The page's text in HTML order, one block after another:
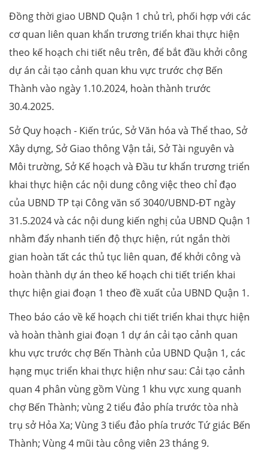
Đồng thời giao UBND Quận 1 chủ trì, phối hợp với các
cơ quan liên quan khẩn trương triển khai thực hiện
theo kế hoạch chi tiết nêu trên, để bắt đầu khởi công
dự án cải tạo cảnh quan khu vực trước chợ Bến
Thành vào ngày 1.10.2024, hoàn thành trước
30.4.2025.
Sở Quy hoạch - Kiến trúc, Sở Văn hóa và Thể thao, Sở
Xây dựng, Sở Giao thông Vận tải, Sở Tài nguyên và
Môi trường, Sở Kế hoạch và Đầu tư khẩn trương triển
khai thực hiện các nội dung công việc theo chỉ đạo
của UBND TP tại Công văn số 3040/UBND-ĐT ngày
31.5.2024 và các nội dung kiến nghị của UBND Quận 1
nhằm đẩy nhanh tiến độ thực hiện, rút ngắn thời
gian hoàn tất các thủ tục liên quan, để khởi công và
hoàn thành dự án theo kế hoạch chi tiết triển khai
thực hiện giai đoạn 1 theo đề xuất của UBND Quận 1.
Theo báo cáo về kế hoạch chi tiết triển khai thực hiện
và hoàn thành giai đoạn 1 dự án cải tạo cảnh quan
khu vực trước chợ Bến Thành của UBND Quận 1, các
hạng mục triển khai thực hiện như sau: Cải tạo cảnh
quan 4 phân vùng gồm Vùng 1 khu vực xung quanh
chợ Bến Thành; vùng 2 tiểu đảo phía trước tòa nhà
trụ sở Hỏa Xa; Vùng 3 tiểu đảo phía trước Tứ giác Bến
Thành; Vùng 4 mũi tàu công viên 23 tháng 9.